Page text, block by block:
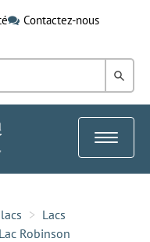
Contactez-nous
dans
Toggle
Lacs
Lac Robinson